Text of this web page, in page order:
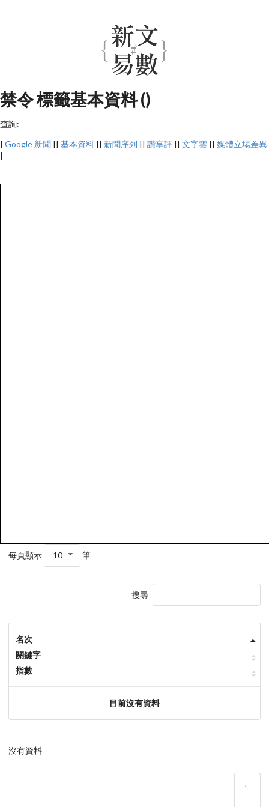
禁令 標籤基本資料 ()
查詢:
| Google 新聞 || 基本資料 || 新聞序列 || 讚享評 || 文字雲 || 媒體立場差異
|
每頁顯示 10 筆
搜尋
名次
關鍵字
指數
目前沒有資料
沒有資料
‹